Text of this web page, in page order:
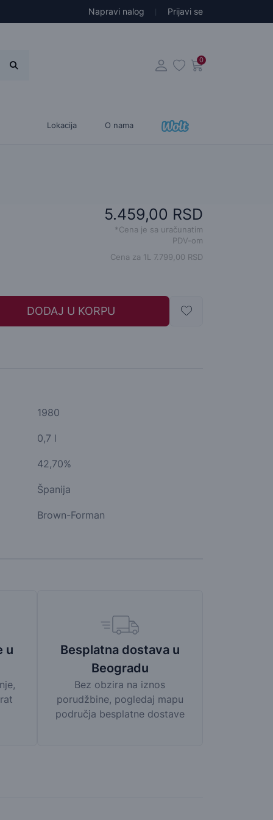
Napravi nalog Prijavi se
0
Lokacija O nama
5.459,00 RSD
*Cena je sa uračunatim
PDV-om
Cena za 1L 7.799,00 RSD
DODAJ U KORPU
1980
0,7 l
42,70%
Španija
Brown-Forman
u
Besplatna dostava u
Beogradu
Bez obzira na iznos
porudžbine, pogledaj mapu
područja besplatne dostave